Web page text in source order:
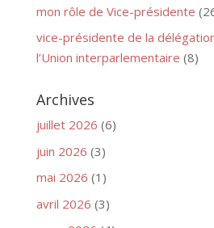
mon rôle de Vice-présidente
vice-présidente de la
l’Union interparlementaire (8)
Archives
juillet 2026 (6)
juin 2026 (3)
mai 2026 (1)
avril 2026 (3)